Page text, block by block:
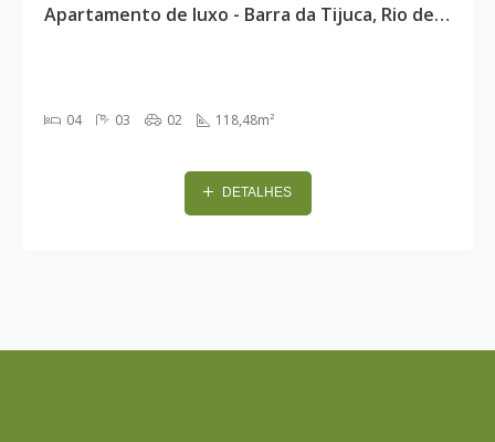
Apartamento de luxo - Barra da Tijuca, Rio de Janeiro - END cob
04 03 02 118,48m²
DETALHES